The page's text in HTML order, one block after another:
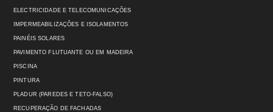
ELECTRICIDADE E TELECOMUNICAÇÕES
IMPERMEABILIZAÇÕES E ISOLAMENTOS
PAINÉIS SOLARES
PAVIMENTO FLUTUANTE OU EM MADEIRA
PISCINA
PINTURA
PLADUR (PAREDES E TETO-FALSO)
RECUPERAÇÃO DE FACHADAS